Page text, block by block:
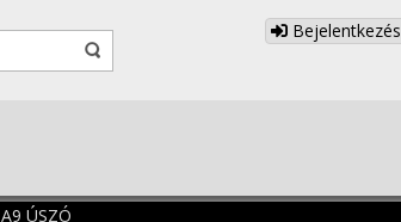
Bejelentkezés
ÚSZÓ